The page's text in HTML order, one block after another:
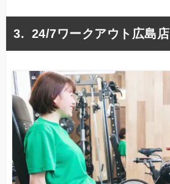
24/7ワークアウト広島店